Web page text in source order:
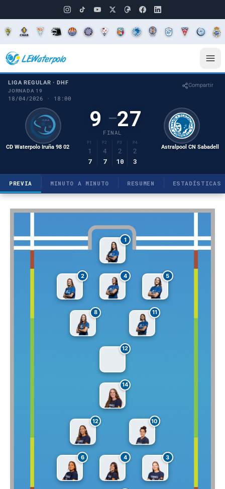
LIGA REGULAR · DHF
JORNADA 19
18/04/2026 · 18:00
Compartir
CD Waterpolo Iruña 98 02
9 –27
FINAL
P1 P2 P3 P4
1 4 2
2
7
7 10 3
Astralpool CN Sabadell
PREVIA MINUTO A MINUTO RESUMEN ESTADÍSTICAS
1
2 4 5
8 11
12
14
12 10
6 4 3